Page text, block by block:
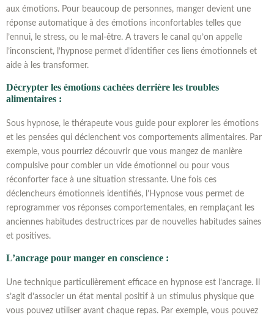
aux émotions. Pour beaucoup de personnes, manger devient une
réponse automatique à des émotions inconfortables telles que
l’ennui, le stress, ou le mal-être. A travers le canal qu’on appelle
l’inconscient, l’hypnose permet d’identifier ces liens émotionnels et
aide à les transformer.
Décrypter les émotions cachées derrière les troubles
alimentaires :
Sous hypnose, le thérapeute vous guide pour explorer les émotions
et les pensées qui déclenchent vos comportements alimentaires. Par
exemple, vous pourriez découvrir que vous mangez de manière
compulsive pour combler un vide émotionnel ou pour vous
réconforter face à une situation stressante. Une fois ces
déclencheurs émotionnels identifiés, l’Hypnose vous permet de
reprogrammer vos réponses comportementales, en remplaçant les
anciennes habitudes destructrices par de nouvelles habitudes saines
et positives.
L’ancrage pour manger en conscience :
Une technique particulièrement efficace en hypnose est l’ancrage. Il
s’agit d’associer un état mental positif à un stimulus physique que
vous pouvez utiliser avant chaque repas. Par exemple, vous pouvez